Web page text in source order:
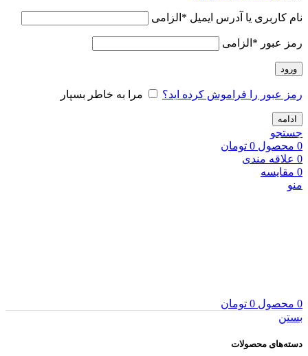
نام کاربری یا آدرس ایمیل * الزامی
رمز عبور * الزامی
ورود
رمز عبور را فراموش کرده اید؟ مرا به خاطر بسپار
ادامه
جستجو
0 محصول 0 تومان
0 علاقه مندی
0 مقایسه
منو
0 محصول 0 تومان
بستن
دسته‌های محصولات